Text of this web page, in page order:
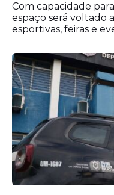
Com capacidade
espaço será voltado
esportivas, feiras e